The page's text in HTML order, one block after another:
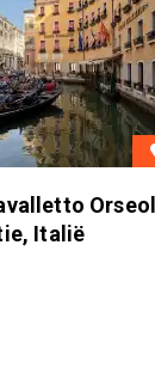
Italië